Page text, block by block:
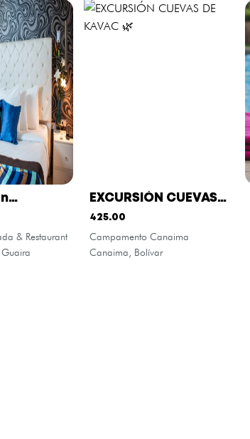
& Restaurant
EXCURSIÓN CUEVAS
DE KAVAC 🌿
425.00
Campamento Canaima
Canaima, Bolívar